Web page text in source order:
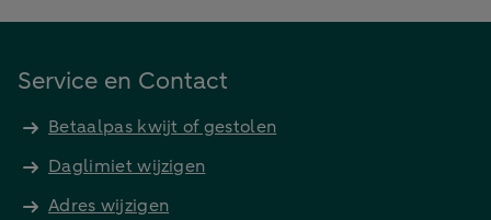
Service en Contact
Betaalpas kwijt of gestolen
Daglimiet wijzigen
Adres wijzigen